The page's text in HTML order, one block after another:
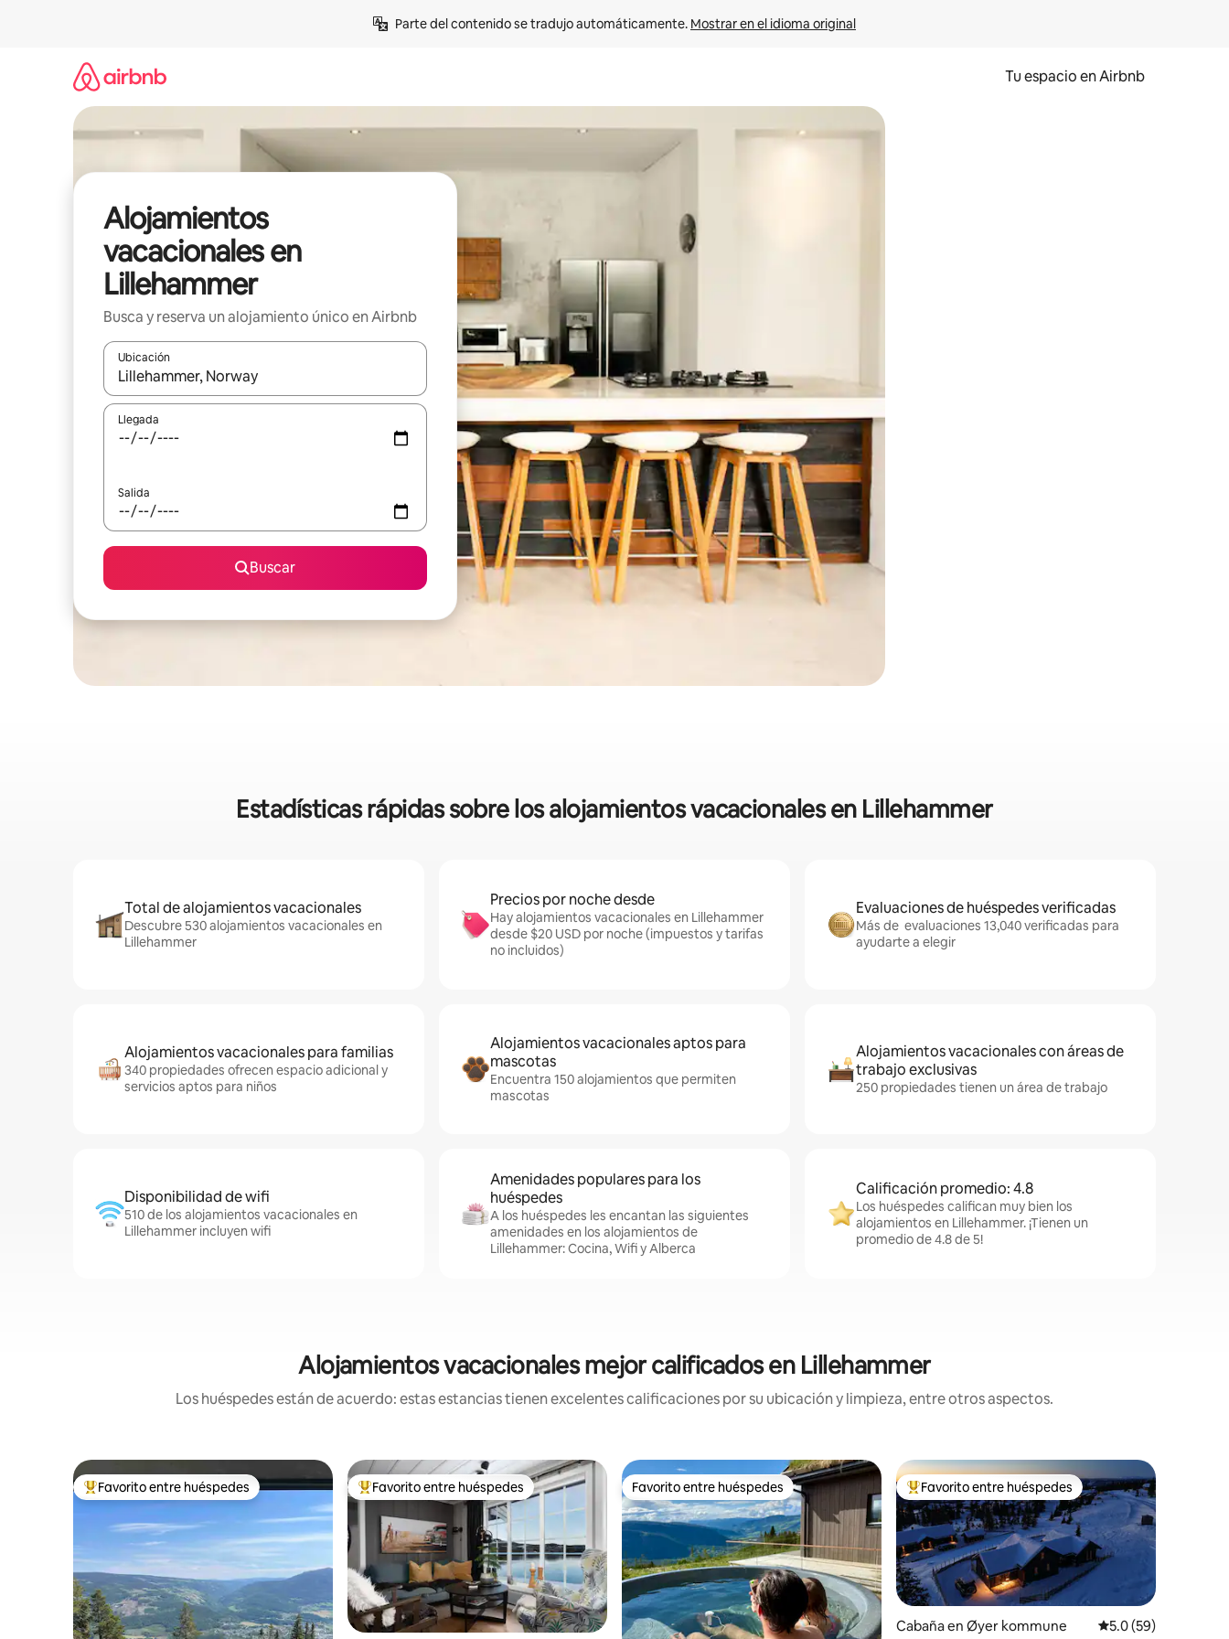
Parte del contenido se tradujo automáticamente. Mostrar en el idioma original
Tu espacio en Airbnb
Alojamientos
vacacionales en
Lillehammer
Busca y reserva un alojamiento único en Airbnb
Ubicación
Cuando los resultados estén disponibles, podrás navegar usando las teclas de las flechas hacia arriba y hacia abajo, o bien tocando y deslizando la pantalla.
Llegada
Salida
Buscar
Estadísticas rápidas sobre los alojamientos vacacionales en Lillehammer
Total de alojamientos vacacionales
Descubre 530 alojamientos vacacionales en
Lillehammer
Precios por noche desde
Hay alojamientos vacacionales en Lillehammer
desde $20 USD por noche (impuestos y tarifas
no incluidos)
Evaluaciones de huéspedes verificadas
Más de evaluaciones 13,040 verificadas para
ayudarte a elegir
Alojamientos vacacionales para familias
340 propiedades ofrecen espacio adicional y
servicios aptos para niños
Alojamientos vacacionales aptos para
mascotas
Encuentra 150 alojamientos que permiten
mascotas
Alojamientos vacacionales con áreas de
trabajo exclusivas
250 propiedades tienen un área de trabajo
Disponibilidad de wifi
510 de los alojamientos vacacionales en
Lillehammer incluyen wifi
Amenidades populares para los
huéspedes
A los huéspedes les encantan las siguientes
amenidades en los alojamientos de
Lillehammer: Cocina, Wifi y Alberca
Calificación promedio: 4.8
Los huéspedes califican muy bien los
alojamientos en Lillehammer. ¡Tienen un
promedio de 4.8 de 5!
Alojamientos vacacionales mejor calificados en Lillehammer
Los huéspedes están de acuerdo: estas estancias tienen excelentes calificaciones por su ubicación y limpieza, entre otros aspectos.
De los mejores en Favorito entre huéspedes
Favorito entre huéspedes De los mejores en Favorito entre huéspedes
Favorito entre huéspedes Favorito entre huéspedes
Favorito entre huéspedes De los mejores en Favorito entre huéspedes
Favorito entre huéspedes
Cabaña en Øyer kommune Calificación
5.0 (59)